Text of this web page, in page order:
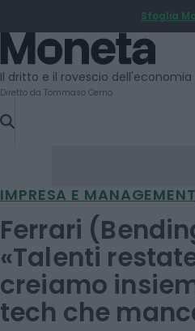
TO
CONTENT
Sfoglia
Moneta
Il dritto e il rovescio dell'economia
Diretto da Tommaso Cerno
IMPRESA E MANAGEMENT
Ferrari
«Talenti
creiamo
tech che